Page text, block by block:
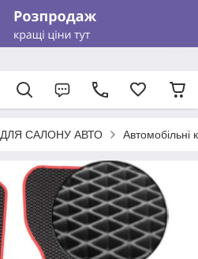
ДЛЯ САЛОНУ АВТО Автомобільні